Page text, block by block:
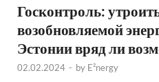
Госконтроль:
возобновляемой
Эстонии вряд ли
02.02.2024 - by E²nergy